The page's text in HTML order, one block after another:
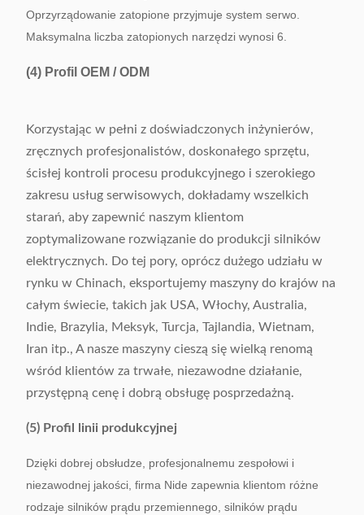
Oprzyrządowanie zatopione przyjmuje system serwo.
Maksymalna liczba zatopionych narzędzi wynosi 6.
(4) Profil OEM / ODM
Korzystając w pełni z doświadczonych inżynierów,
zręcznych profesjonalistów, doskonałego sprzętu,
ścisłej kontroli procesu produkcyjnego i szerokiego
zakresu usług serwisowych, dokładamy wszelkich
starań, aby zapewnić naszym klientom
zoptymalizowane rozwiązanie do produkcji silników
elektrycznych. Do tej pory, oprócz dużego udziału w
rynku w Chinach, eksportujemy maszyny do krajów na
całym świecie, takich jak USA, Włochy, Australia,
Indie, Brazylia, Meksyk, Turcja, Tajlandia, Wietnam,
Iran itp., A nasze maszyny cieszą się wielką renomą
wśród klientów za trwałe, niezawodne działanie,
przystępną cenę i dobrą obsługę posprzedażną.
(5) Profil linii produkcyjnej
Dzięki dobrej obsłudze, profesjonalnemu zespołowi i
niezawodnej jakości, firma Nide zapewnia klientom różne
rodzaje silników prądu przemiennego, silników prądu